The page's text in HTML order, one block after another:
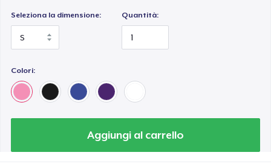
Seleziona la dimensione: Quantità:
Colori:
Aggiungi al carrello